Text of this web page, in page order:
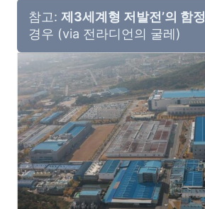
참고: 제3세계형 저발전’의 함정
경우 (via 전라디언의 굴레)